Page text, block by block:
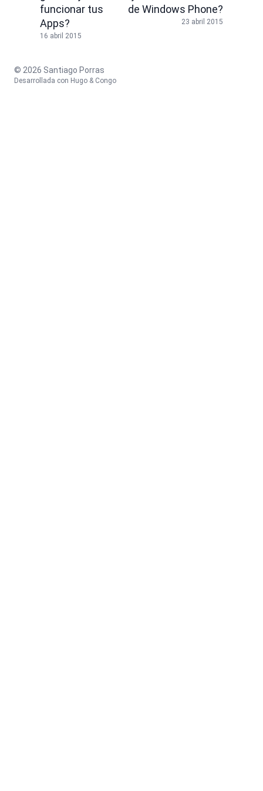
funcionar tus
Apps?
16 abril 2015
de Windows Phone?
23 abril 2015
© 2026 Santiago Porras
Desarrollada con Hugo & Congo